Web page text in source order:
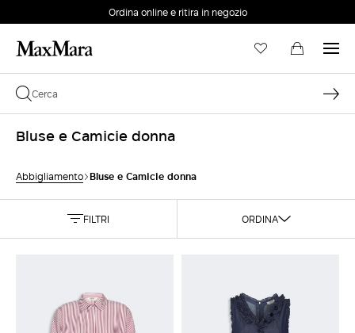
Ordina online e ritira in negozio
Bluse e Camicie donna
Abbigliamento Bluse e Camicie donna
FILTRI ORDINA